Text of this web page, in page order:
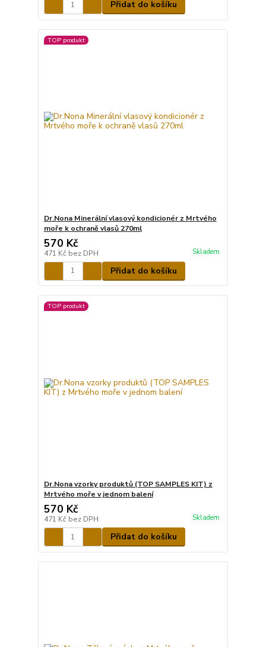
Přidat do košíku
TOP produkt
Dr.Nona Minerální vlasový kondicionér z Mrtvého
moře k ochraně vlasů 270ml
570 Kč
471 Kč bez DPH Skladem
Přidat do košíku
TOP produkt
Dr.Nona vzorky produktů (TOP SAMPLES KIT) z
Mrtvého moře v jednom balení
570 Kč
471 Kč bez DPH Skladem
Přidat do košíku